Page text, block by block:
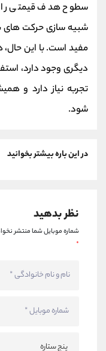
سطوح هدف قیمتی را
شبیه‌ سازی حرکت‌ های
مفید است. با این حال،
تجربه نیاز دارد و
شود.
در این باره بیشتر بخوانید
نظر بدهید
شماره موبایل شما منتشر
*